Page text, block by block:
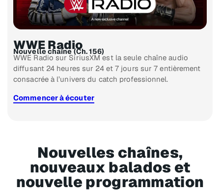
WWE Radio
Nouvelle chaîne (Ch. 156)
WWE Radio sur SiriusXM est la seule chaîne audio
diffusant 24 heures sur 24 et 7 jours sur 7 entièrement
consacrée à l’univers du catch professionnel.
Commencer à écouter
Nouvelles chaînes,
nouveaux balados et
nouvelle programmation